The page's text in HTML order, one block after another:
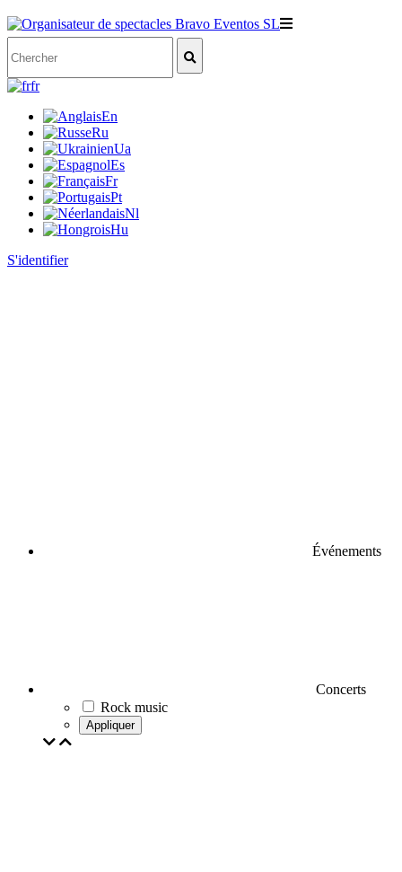
fr
En
Ru
Ua
Es
Fr
Pt
Nl
Hu
S'identifier
Événements
Concerts
Rock music
Appliquer